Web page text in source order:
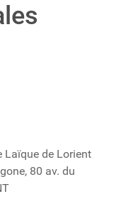
Laïque de Lorient
80 av. du